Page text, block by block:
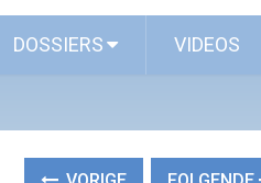
DOSSIERS VIDEOS